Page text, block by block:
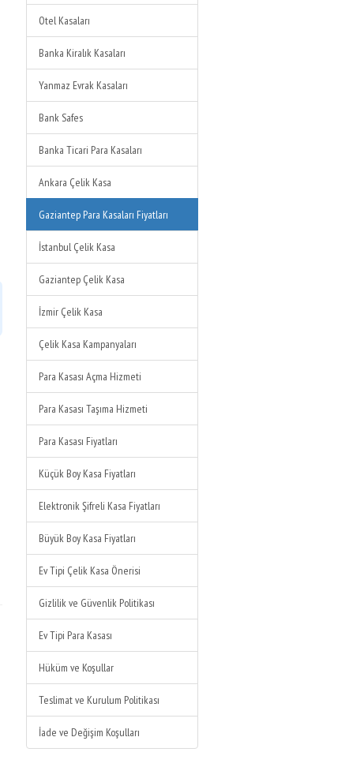
Otel Kasaları
Banka Kiralık Kasaları
Yanmaz Evrak Kasaları
Bank Safes
Banka Ticari Para Kasaları
Ankara Çelik Kasa
Gaziantep Para Kasaları Fiyatları
İstanbul Çelik Kasa
Gaziantep Çelik Kasa
İzmir Çelik Kasa
Çelik Kasa Kampanyaları
Para Kasası Açma Hizmeti
Para Kasası Taşıma Hizmeti
Para Kasası Fiyatları
Küçük Boy Kasa Fiyatları
Elektronik Şifreli Kasa Fiyatları
Büyük Boy Kasa Fiyatları
Ev Tipi Çelik Kasa Önerisi
Gizlilik ve Güvenlik Politikası
Ev Tipi Para Kasası
Hüküm ve Koşullar
Teslimat ve Kurulum Politikası
İade ve Değişim Koşulları